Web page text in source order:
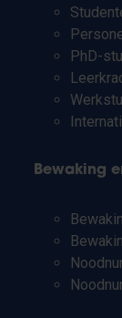
PhD-
Bewaking